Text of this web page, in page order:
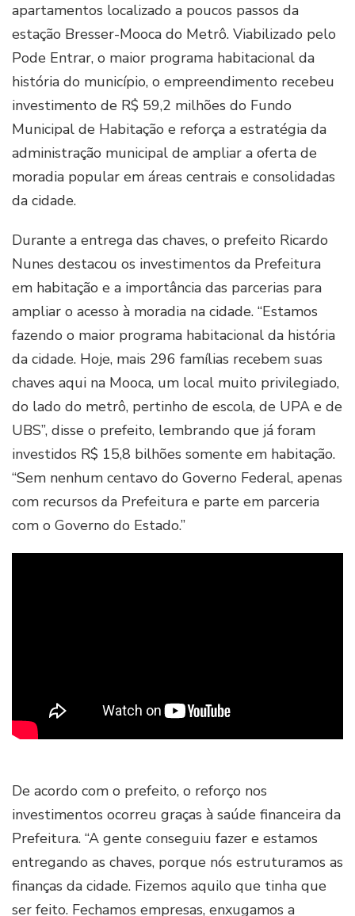
apartamentos localizado a poucos passos da
estação Bresser-Mooca do Metrô. Viabilizado pelo
Pode Entrar, o maior programa habitacional da
história do município, o empreendimento recebeu
investimento de R$ 59,2 milhões do Fundo
Municipal de Habitação e reforça a estratégia da
administração municipal de ampliar a oferta de
moradia popular em áreas centrais e consolidadas
da cidade.
Durante a entrega das chaves, o prefeito Ricardo
Nunes destacou os investimentos da Prefeitura
em habitação e a importância das parcerias para
ampliar o acesso à moradia na cidade. “Estamos
fazendo o maior programa habitacional da história
da cidade. Hoje, mais 296 famílias recebem suas
chaves aqui na Mooca, um local muito privilegiado,
do lado do metrô, pertinho de escola, de UPA e de
UBS”, disse o prefeito, lembrando que já foram
investidos R$ 15,8 bilhões somente em habitação.
“Sem nenhum centavo do Governo Federal, apenas
com recursos da Prefeitura e parte em parceria
com o Governo do Estado.”
De acordo com o prefeito, o reforço nos
investimentos ocorreu graças à saúde financeira da
Prefeitura. “A gente conseguiu fazer e estamos
entregando as chaves, porque nós estruturamos as
finanças da cidade. Fizemos aquilo que tinha que
ser feito. Fechamos empresas, enxugamos a